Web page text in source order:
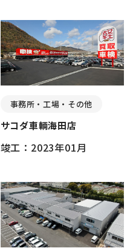
事務所・工場・その他
サコダ車輌海田店
竣工：2023年01月